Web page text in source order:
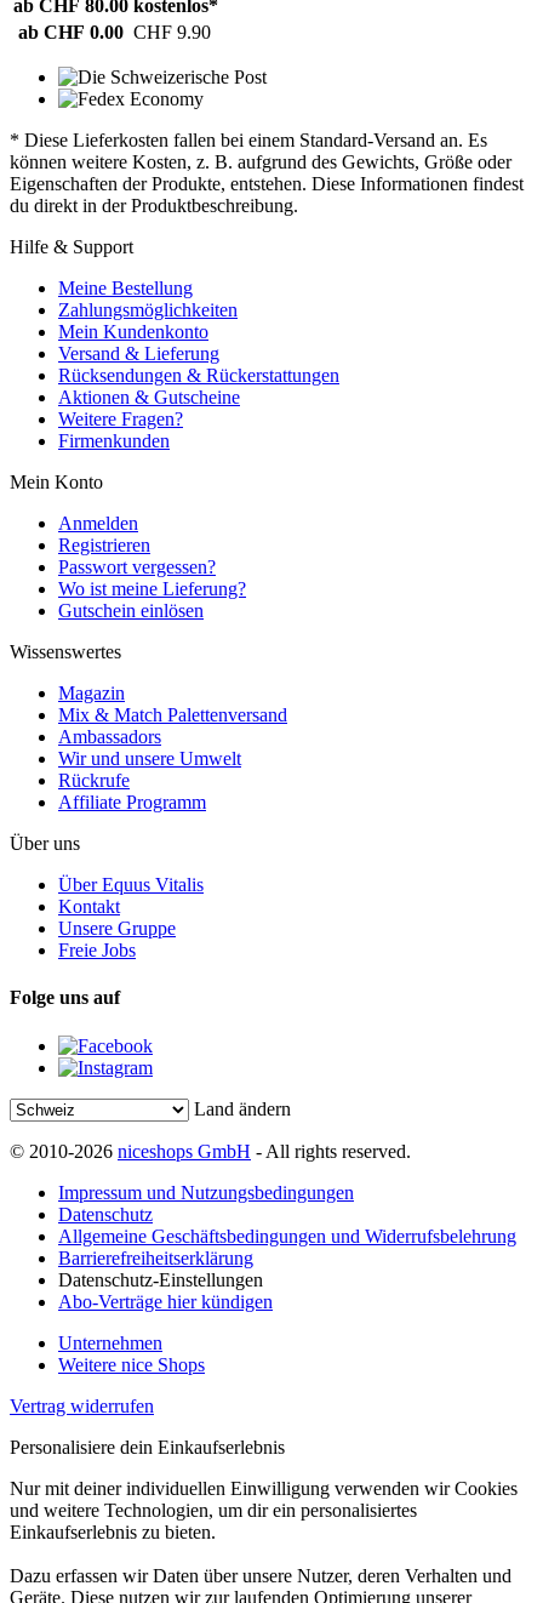
ab CHF 80.00 kostenlos*
ab CHF 0.00 CHF 9.90
* Diese Lieferkosten fallen bei einem Standard-Versand an. Es
können weitere Kosten, z. B. aufgrund des Gewichts, Größe oder
Eigenschaften der Produkte, entstehen. Diese Informationen findest
du direkt in der Produktbeschreibung.
Hilfe & Support
Meine Bestellung
Zahlungsmöglichkeiten
Mein Kundenkonto
Versand & Lieferung
Rücksendungen & Rückerstattungen
Aktionen & Gutscheine
Weitere Fragen?
Firmenkunden
Mein Konto
Anmelden
Registrieren
Passwort vergessen?
Wo ist meine Lieferung?
Gutschein einlösen
Wissenswertes
Magazin
Mix & Match Palettenversand
Ambassadors
Wir und unsere Umwelt
Rückrufe
Affiliate Programm
Über uns
Über Equus Vitalis
Kontakt
Unsere Gruppe
Freie Jobs
Folge uns auf
Land ändern
© 2010-2026 niceshops GmbH - All rights reserved.
Impressum und Nutzungsbedingungen
Datenschutz
Allgemeine Geschäftsbedingungen und Widerrufsbelehrung
Barrierefreiheitserklärung
Datenschutz-Einstellungen
Abo-Verträge hier kündigen
Unternehmen
Weitere nice Shops
Vertrag widerrufen
Personalisiere dein Einkaufserlebnis
Nur mit deiner individuellen Einwilligung verwenden wir Cookies
und weitere Technologien, um dir ein personalisiertes
Einkaufserlebnis zu bieten.
Dazu erfassen wir Daten über unsere Nutzer, deren Verhalten und
Geräte. Diese nutzen wir zur laufenden Optimierung unserer